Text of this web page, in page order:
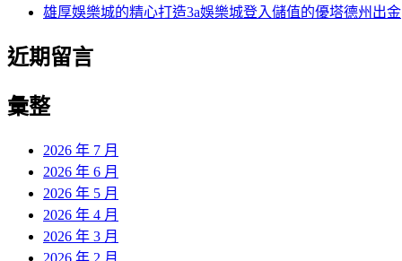
雄厚娛樂城的精心打造3a娛樂城登入儲值的優塔德州出金
近期留言
彙整
2026 年 7 月
2026 年 6 月
2026 年 5 月
2026 年 4 月
2026 年 3 月